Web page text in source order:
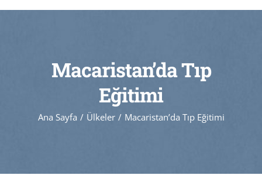
Macaristan’da Tıp
Eğitimi
Ana Sayfa Ülkeler Macaristan’da Tıp Eğitimi